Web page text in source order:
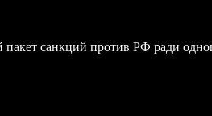
пакет санкций против РФ ради